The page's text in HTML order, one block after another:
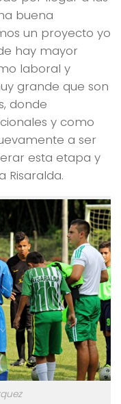
buena
un proyecto yo
hay mayor
laboral y
grande que son
donde
y como
a ser
esta etapa y
Risaralda.